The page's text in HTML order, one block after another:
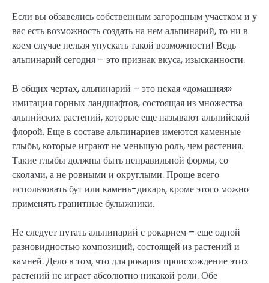
Если вы обзавелись собственным загородным участком и у
вас есть возможность создать на нем альпинарий, то ни в
коем случае нельзя упускать такой возможности! Ведь
альпинарий сегодня – это признак вкуса, изысканности.
В общих чертах, альпинарий – это некая «домашняя»
имитация горных ландшафтов, состоящая из множества
альпийских растений, которые еще называют альпийской
флорой. Еще в составе альпинариев имеются каменные
глыбы, которые играют не меньшую роль, чем растения.
Такие глыбы должны быть неправильной формы, со
сколами, а не ровными и округлыми. Проще всего
использовать бут или камень-дикарь, кроме этого можно
применять гранитные булыжники.
Не следует путать альпинарий с рокарием – еще одной
разновидностью композиций, состоящей из растений и
камней. Дело в том, что для рокария происхождение этих
растений не играет абсолютно никакой роли. Обе